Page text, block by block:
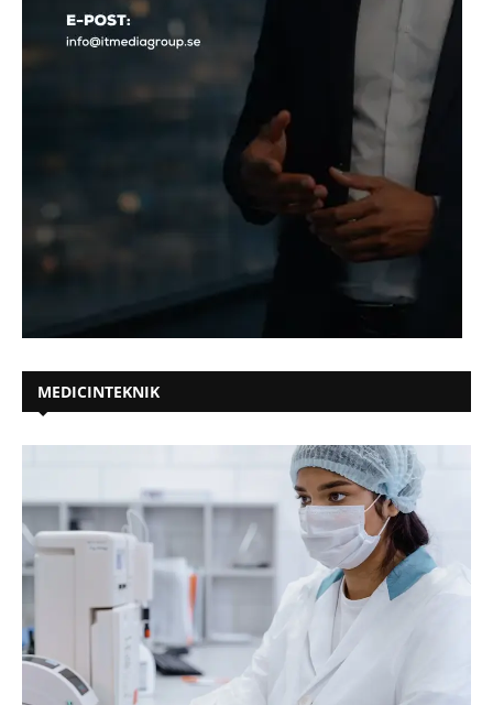
MEDICINTEKNIK